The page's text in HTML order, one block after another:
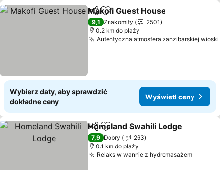
Udostępnij
Dodaj do ulubionych
Makofi Guest House
9,1 Znakomity
2501
0.2 km do plaży
Autentyczna atmosfera zanzibarskiej wioski
Wybierz daty, aby sprawdzić
dokładne ceny
Wyświetl ceny
Udostępnij
Dodaj do ulubionych
Homeland Swahili Lodge
7,9 Dobry
263
0.1 km do plaży
Relaks w wannie z hydromasażem